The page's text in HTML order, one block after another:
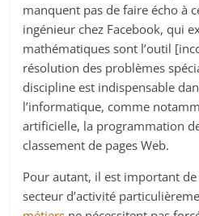
manquent pas de faire écho à
ingénieur chez Facebook, qui
mathématiques sont l’outil
résolution des problèmes
discipline est indispensable
l’informatique, comme
artificielle, la programmation
classement de pages Web.
Pour autant, il est important de
secteur d’activité